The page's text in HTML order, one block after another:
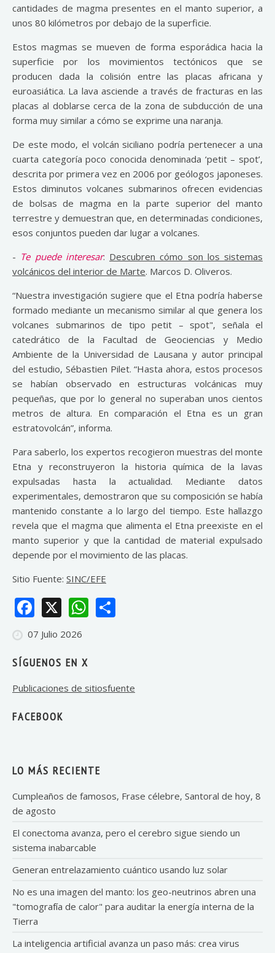
cantidades de magma presentes en el manto superior, a
unos 80 kilómetros por debajo de la superficie.
Estos magmas se mueven de forma esporádica hacia la
superficie por los movimientos tectónicos que se
producen dada la colisión entre las placas africana y
euroasiática. La lava asciende a través de fracturas en las
placas al doblarse cerca de la zona de subducción de una
forma muy similar a cómo se exprime una naranja.
De este modo, el volcán siciliano podría pertenecer a una
cuarta categoría poco conocida denominada ‘petit – spot’,
descrita por primera vez en 2006 por geólogos japoneses.
Estos diminutos volcanes submarinos ofrecen evidencias
de bolsas de magma en la parte superior del manto
terrestre y demuestran que, en determinadas condiciones,
esos conjuntos pueden dar lugar a volcanes.
- Te puede interesar: Descubren cómo son los sistemas
volcánicos del interior de Marte. Marcos D. Oliveros.
“Nuestra investigación sugiere que el Etna podría haberse
formado mediante un mecanismo similar al que genera los
volcanes submarinos de tipo petit – spot", señala el
catedrático de la Facultad de Geociencias y Medio
Ambiente de la Universidad de Lausana y autor principal
del estudio, Sébastien Pilet. “Hasta ahora, estos procesos
se habían observado en estructuras volcánicas muy
pequeñas, que por lo general no superaban unos cientos
metros de altura. En comparación el Etna es un gran
estratovolcán”, informa.
Para saberlo, los expertos recogieron muestras del monte
Etna y reconstruyeron la historia química de la lavas
expulsadas hasta la actualidad. Mediante datos
experimentales, demostraron que su composición se había
mantenido constante a lo largo del tiempo. Este hallazgo
revela que el magma que alimenta el Etna preexiste en el
manto superior y que la cantidad de material expulsado
depende por el movimiento de las placas.
Sitio Fuente: SINC/EFE
Facebook
X WhatsApp
07 Julio 2026
SÍGUENOS EN X
Publicaciones de sitiosfuente
FACEBOOK
LO MÁS RECIENTE
Cumpleaños de famosos, Frase célebre, Santoral de hoy, 8
de agosto
El conectoma avanza, pero el cerebro sigue siendo un
sistema inabarcable
Generan entrelazamiento cuántico usando luz solar
No es una imagen del manto: los geo-neutrinos abren una
"tomografía de calor" para auditar la energía interna de la
Tierra
La inteligencia artificial avanza un paso más: crea virus